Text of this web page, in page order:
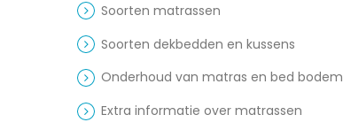
Soorten matrassen
Soorten dekbedden en kussens
Onderhoud van matras en bed bodem
Extra informatie over matrassen